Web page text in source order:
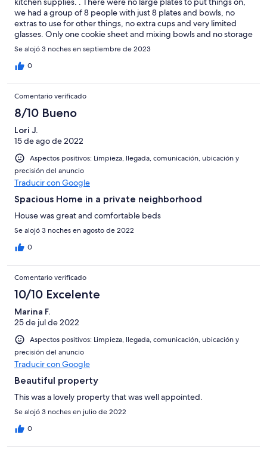
we had a group of 8 people with just 8 plates and bowls, no
extras to use for other things, no extra cups and very limited
glasses. Only one cookie sheet and mixing bowls and no storage
containers. We had just come from a different place we rented
in Golden which was much better equipped.
Se alojó 3 noches en septiembre de 2023
0
Comentario verificado
8/10 Bueno
Lori J.
15 de ago de 2022
Aspectos positivos: Limpieza, llegada, comunicación, ubicación y
precisión del anuncio
Traducir con Google
Spacious Home in a private neighborhood
House was great and comfortable beds
Se alojó 3 noches en agosto de 2022
0
Comentario verificado
10/10 Excelente
Marina F.
25 de jul de 2022
Aspectos positivos: Limpieza, llegada, comunicación, ubicación y
precisión del anuncio
Traducir con Google
Beautiful property
This was a lovely property that was well appointed.
Se alojó 3 noches en julio de 2022
0